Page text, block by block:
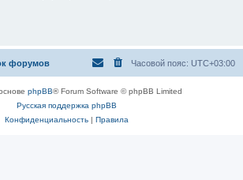
форумов Часовой пояс: UTC+03:00
phpBB® Forum Software © phpBB Limited
Русская поддержка phpBB
Конфиденциальность| Правила